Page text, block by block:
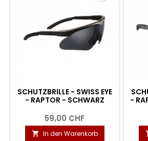
SCHUTZBRILLE - SWISS EYE
- RAPTOR - SCHWARZ
59,00 CHF
 In den Warenkorb
-